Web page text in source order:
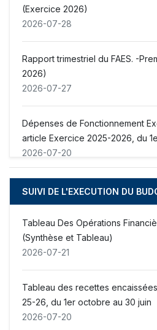
(Exercice 2026)
2026-07-28
Rapport trimestriel du FAES. -
2026)
2026-07-27
Dépenses de Fonctionnement
article Exercice 2025-2026, du
2026-07-20
Dépenses de Subvention
octobre au 30 juin
2026-07-20
Dépenses sociales au 30 juin
Décret établissant le Budget
République d’Haïti Exercice
SUIVI DE L'EXECUTION DU
Tableau Des Opérations
(Synthèse et Tableau)
2026-07-21
Tableau des recettes
25-26, du 1er octobre au 30 juin
2026-07-20